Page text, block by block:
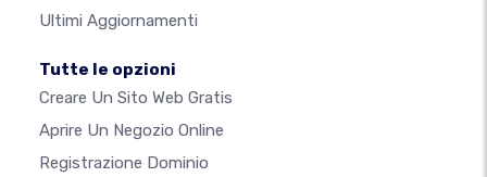
Ultimi Aggiornamenti
Tutte le opzioni
Creare Un Sito Web Gratis
Aprire Un Negozio Online
Registrazione Dominio